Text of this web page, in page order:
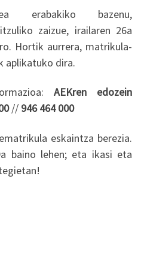
erabakiko bazenu,
zaizue, irailaren 26a
Hortik aurrera, matrikula-
aplikatuko dira.
AEKren edozein
// 946 464 000
eskaintza berezia.
baino lehen; eta ikasi eta